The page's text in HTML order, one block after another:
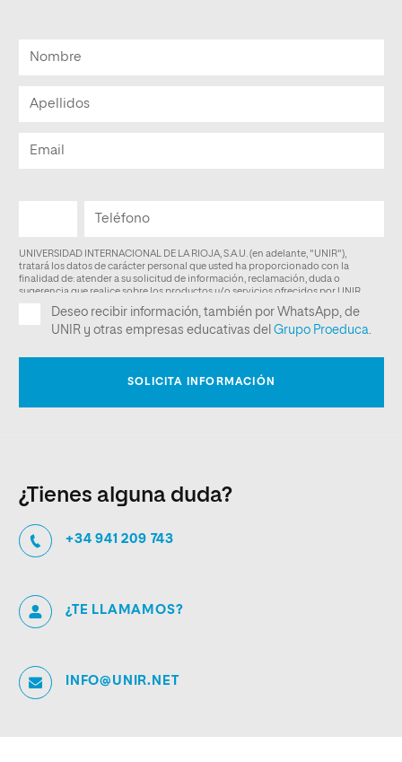
¿Tienes alguna duda?
+34 941 209 743
¿TE LLAMAMOS?
INFO@UNIR.NET